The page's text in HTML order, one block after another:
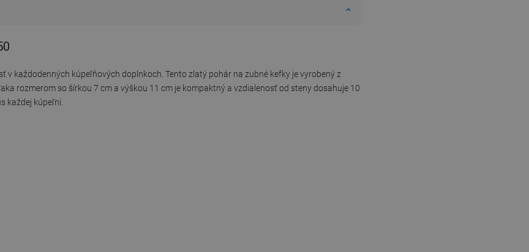
každodenných kúpeľňových doplnkoch. Tento zlatý pohár na zubné kefky je vyrobený z
rozmerom so šírkou 7 cm a výškou 11 cm je kompaktný a vzdialenosť od steny dosahuje 10
každej kúpeľni.